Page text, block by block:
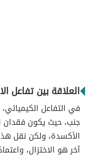
العلاقة بين تفاعل
في التفاعل
جنب، حيث يكون فقدان
الأكسدة، ولكن نقل
آخر هو الاختزال،